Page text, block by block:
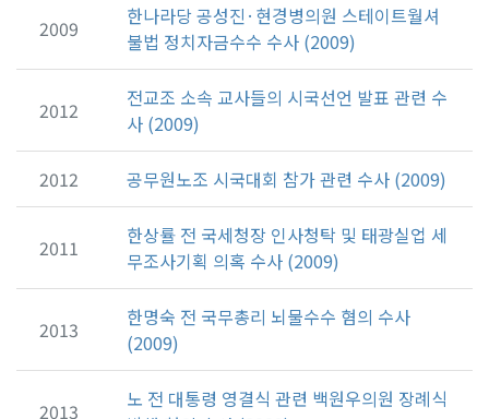
2009
한나라당 공성진·현경병의원 스테이트월셔
불법 정치자금수수 수사 (2009)
2012
전교조 소속 교사들의 시국선언 발표 관련 수
사 (2009)
2012 공무원노조 시국대회 참가 관련 수사 (2009)
2011
한상률 전 국세청장 인사청탁 및 태광실업 세
무조사기획 의혹 수사 (2009)
2013
한명숙 전 국무총리 뇌물수수 혐의 수사
(2009)
2013
노 전 대통령 영결식 관련 백원우의원 장례식